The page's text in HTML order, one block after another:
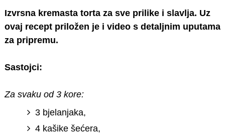
Izvrsna kremasta torta za sve prilike i slavlja. Uz
ovaj recept priložen je i video s detaljnim uputama
za pripremu.
Sastojci:
Za svaku od 3 kore:
3 bjelanjaka,
4 kašike šećera,